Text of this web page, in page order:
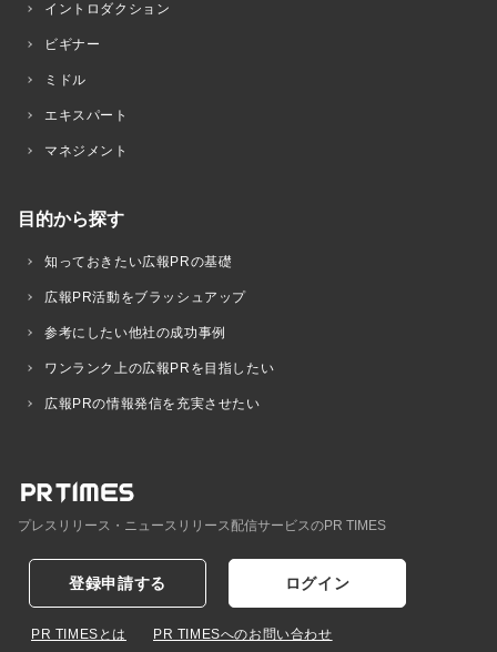
イントロダクション
ビギナー
ミドル
エキスパート
マネジメント
目的から探す
知っておきたい広報PRの基礎
広報PR活動をブラッシュアップ
参考にしたい他社の成功事例
ワンランク上の広報PRを目指したい
広報PRの情報発信を充実させたい
プレスリリース・ニュースリリース配信サービスのPR TIMES
登録申請する ログイン
PR TIMESとは PR TIMESへのお問い合わせ